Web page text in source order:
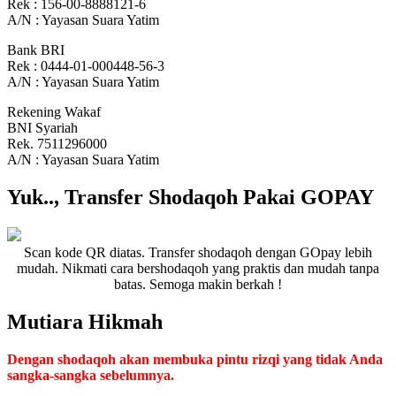
Rek : 156-00-8888121-6
A/N : Yayasan Suara Yatim
Bank BRI
Rek : 0444-01-000448-56-3
A/N : Yayasan Suara Yatim
Rekening Wakaf
BNI Syariah
Rek. 7511296000
A/N : Yayasan Suara Yatim
Yuk.., Transfer Shodaqoh Pakai GOPAY
Scan kode QR diatas. Transfer shodaqoh dengan GOpay lebih
mudah. Nikmati cara bershodaqoh yang praktis dan mudah tanpa
batas. Semoga makin berkah !
Mutiara Hikmah
Dengan shodaqoh akan membuka pintu rizqi yang tidak Anda
sangka-sangka sebelumnya.